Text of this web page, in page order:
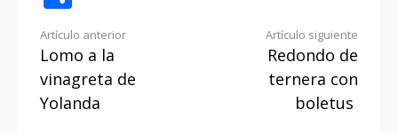
Seguir
leyendo
Artículo anterior
Lomo a la
vinagreta de
Yolanda
Artículo siguiente
Redondo de
ternera con
boletus